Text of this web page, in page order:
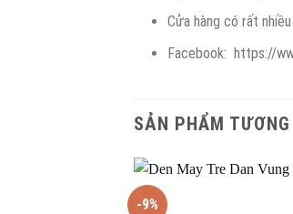
Cửa hàng có rất
Facebook: https://
SẢN PHẨM
-9%